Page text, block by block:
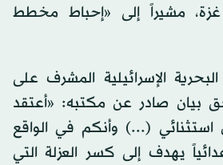
مشيراً إلى «إحباط مخطط
الإسرائيلية المشرف على
بيان صادر عن مكتبه: «أعتقد
(...) وأنكم في الواقع
يهدف إلى كسر العزلة التي